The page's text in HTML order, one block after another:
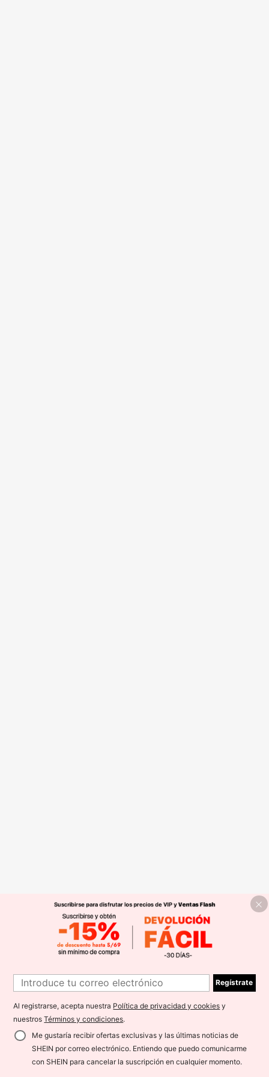
Regístrate
Al registrarse, acepta nuestra Política de privacidad y cookies y
nuestrosTérminos y condiciones.
Me gustaría recibir ofertas exclusivas y las últimas noticias de
SHEIN por correo electrónico. Entiendo que puedo comunicarme
con SHEIN para cancelar la suscripción en cualquier momento.